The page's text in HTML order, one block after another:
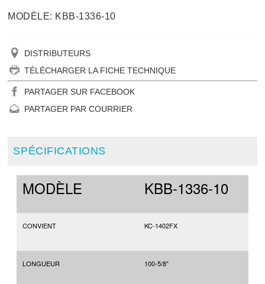
MODÈLE: KBB-1336-10
DISTRIBUTEURS
TÉLÉCHARGER LA FICHE TECHNIQUE
PARTAGER SUR FACEBOOK
PARTAGER PAR COURRIER
SPÉCIFICATIONS
MODÈLE KBB-1336-10
CONVIENT KC-1402FX
LONGUEUR 100-5/8"